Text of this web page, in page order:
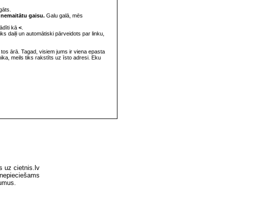
gaisu. Galu galā, mēs
kā <
daiļi un automātiski pārveidots par linku,
ārā. Tagad, visiem jums ir viena epasta
meils tiks rakstīts uz īsto adresi. Eku
uz cietnis.lv